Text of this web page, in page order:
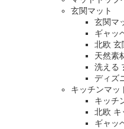
玄関マット
玄関マ
ギャッ
北欧 玄
天然素
洗える
ディズ
キッチンマッ
キッチ
北欧 キ
ギャッ